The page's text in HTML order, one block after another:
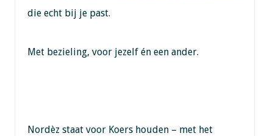
die echt bij je past.
Met bezieling, voor jezelf én een ander.
Nordèz staat voor Koers houden – met het